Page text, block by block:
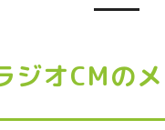
ジオCMの